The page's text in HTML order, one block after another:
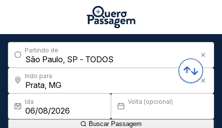
Partindo de
Indo para
Ida Volta (opcional)
Buscar Passagem